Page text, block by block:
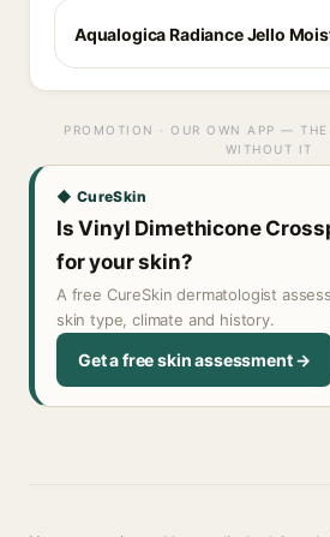
Aqualogica Radiance Jello
PROMOTION · OUR OWN APP — THE
WITHOUT IT
◆ CureSkin
Is Vinyl Dimethicone
for your skin?
A free CureSkin dermatologist
skin type, climate and history.
Get a free skin assessment →